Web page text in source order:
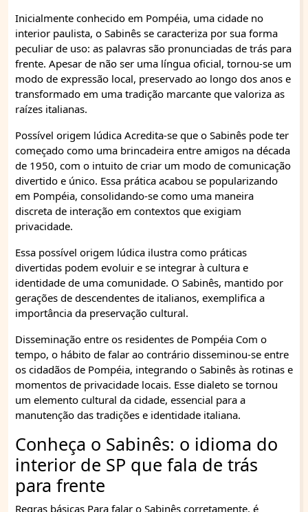
Inicialmente conhecido em Pompéia, uma cidade no
interior paulista, o Sabinês se caracteriza por sua forma
peculiar de uso: as palavras são pronunciadas de trás para
frente. Apesar de não ser uma língua oficial, tornou-se um
modo de expressão local, preservado ao longo dos anos e
transformado em uma tradição marcante que valoriza as
raízes italianas.
Possível origem lúdica Acredita-se que o Sabinês pode ter
começado como uma brincadeira entre amigos na década
de 1950, com o intuito de criar um modo de comunicação
divertido e único. Essa prática acabou se popularizando
em Pompéia, consolidando-se como uma maneira
discreta de interação em contextos que exigiam
privacidade.
Essa possível origem lúdica ilustra como práticas
divertidas podem evoluir e se integrar à cultura e
identidade de uma comunidade. O Sabinês, mantido por
gerações de descendentes de italianos, exemplifica a
importância da preservação cultural.
Disseminação entre os residentes de Pompéia Com o
tempo, o hábito de falar ao contrário disseminou-se entre
os cidadãos de Pompéia, integrando o Sabinês às rotinas e
momentos de privacidade locais. Esse dialeto se tornou
um elemento cultural da cidade, essencial para a
manutenção das tradições e identidade italiana.
Conheça o Sabinês: o idioma do
interior de SP que fala de trás
para frente
Regras básicas Para falar o Sabinês corretamente, é